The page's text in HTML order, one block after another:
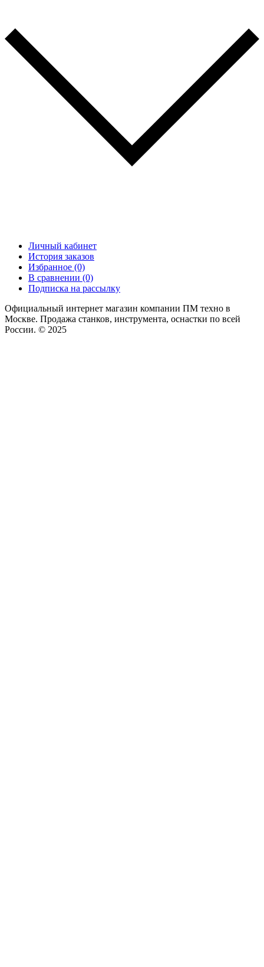
Личный кабинет
История заказов
Избранное (0)
В сравнении (0)
Подписка на рассылку
Официальный интернет магазин компании ПМ техно в
Москве. Продажа станков, инструмента, оснастки по всей
России. © 2025